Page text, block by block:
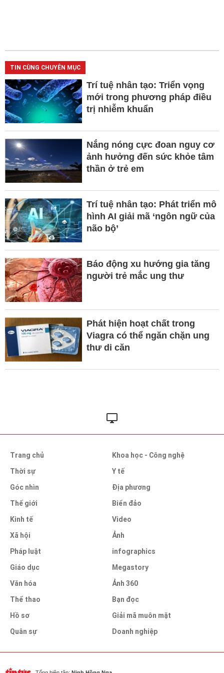
TIN CÙNG CHUYÊN MỤC
Trí tuệ nhân tạo: Triển vọng
mới trong phương pháp điều
trị nhiễm khuẩn
Nắng nóng cực đoan nguy cơ
ảnh hưởng đến sức khỏe tâm
thần ở trẻ em
Trí tuệ nhân tạo: Phát triển mô
hình AI giải mã ‘ngôn ngữ của
não bộ’
Báo động xu hướng gia tăng
người trẻ mắc ung thư
Phát hiện hoạt chất trong
Viagra có thể ngăn chặn ung
thư di căn
Trang chủ
Thời sự
Góc nhìn
Thế giới
Kinh tế
Xã hội
Pháp luật
Giáo dục
Văn hóa
Thể thao
Hồ sơ
Quân sự
Khoa học - Công nghệ
Y tế
Địa phương
Biển đảo
Video
Ảnh
infographics
Megastory
Ảnh 360
Bạn đọc
Giải mã muôn mặt
Doanh nghiệp